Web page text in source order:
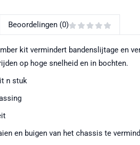
Beoordelingen (0)
kit vermindert bandenslijtage en
op hoge snelheid en in bochten.
stuk
en buigen van het chassis te